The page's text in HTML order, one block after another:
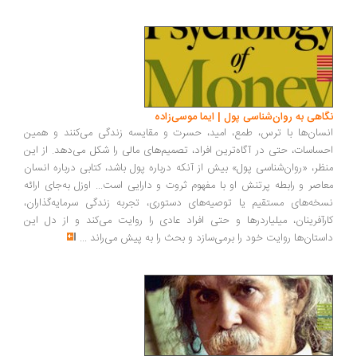
به روان‌شناسی پول | ایما موسی‌زاده
با ترس، طمع، امید، حسرت و مقایسه زندگی می‌کنند و همین
حتی در آگاه‌ترین افراد، تصمیم‌های مالی را شکل می‌دهد. از این
«روان‌شناسی پول» بیش از آنکه درباره پول باشد، کتابی درباره انسان
و رابطه پرتنش او با مفهوم ثروت و دارایی است... اوزل به‌جای ارائه
مستقیم یا توصیه‌های دستوری، تجربه زندگی سرمایه‌گذاران،
میلیاردرها و حتی افراد عادی را روایت می‌کند و از دل این
روایت خود را برمی‌سازد و بحث را به پیش می‌راند...